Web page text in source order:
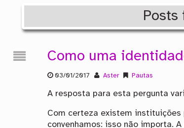
Posts
Como uma
03/01/2017 Aster Pautas
A resposta para esta pergunta
Com certeza existem instituições
convenhamos: isso não importa.